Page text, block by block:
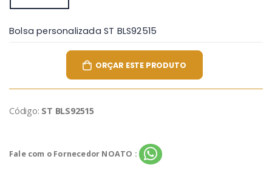
Bolsa personalizada ST BLS92515
ORÇAR ESTE PRODUTO
Código: ST BLS92515
Fale com o Fornecedor NOATO :